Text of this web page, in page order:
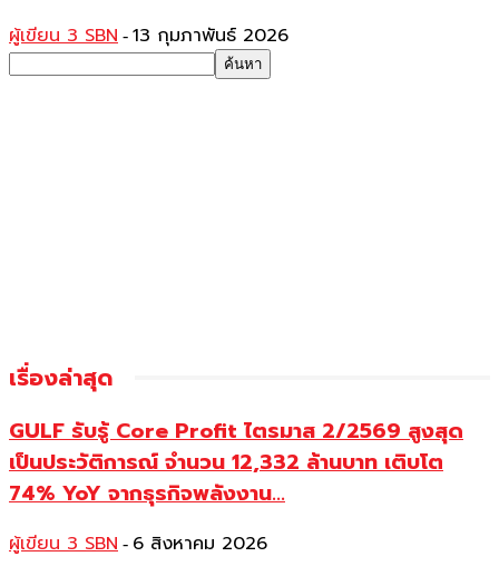
ผู้เขียน 3 SBN - 13 กุมภาพันธ์ 2026
เรื่องล่าสุด
GULF รับรู้ Core Profit ไตรมาส 2/2569 สูงสุด
เป็นประวัติการณ์ จำนวน 12,332 ล้านบาท เติบโต
74% YoY จากธุรกิจพลังงาน...
ผู้เขียน 3 SBN - 6 สิงหาคม 2026